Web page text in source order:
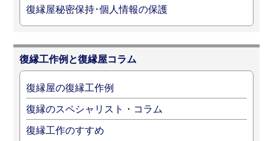
復縁屋秘密保持･個人情報の保護
復縁工作例と復縁屋コラム
復縁屋の復縁工作例
復縁のスペシャリスト・コラム
復縁工作のすすめ